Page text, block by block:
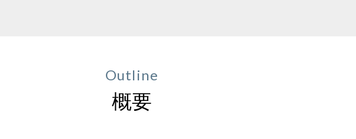
Outline
概要